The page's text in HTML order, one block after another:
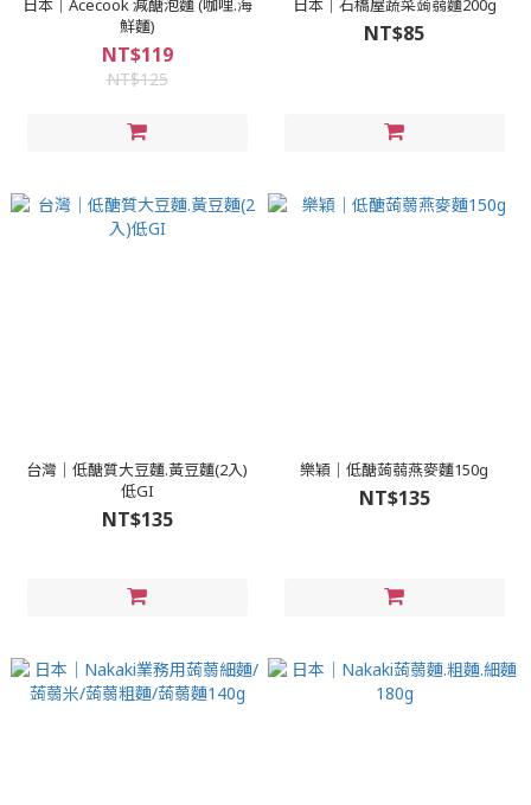
日本｜Acecook 減醣泡麵 (咖哩.海
鮮麵)
NT$119
NT$125
日本｜石橋屋蔬菜蒟蒻麵200g
NT$85
台灣｜低醣質大豆麵.黃豆麵(2入)
低GI
NT$135
樂穎｜低醣蒟蒻燕麥麵150g
NT$135